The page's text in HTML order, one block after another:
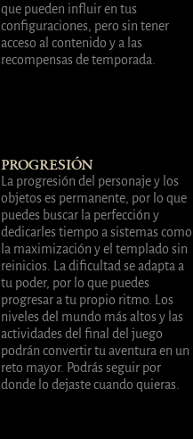
que pueden influir en tus
configuraciones, pero sin tener
acceso al contenido y a las
recompensas de temporada.
PROGRESIÓN
La progresión del personaje y los
objetos es permanente, por lo que
puedes buscar la perfección y
dedicarles tiempo a sistemas como
la maximización y el templado sin
reinicios. La dificultad se adapta a
tu poder, por lo que puedes
progresar a tu propio ritmo. Los
niveles del mundo más altos y las
actividades del final del juego
podrán convertir tu aventura en un
reto mayor. Podrás seguir por
donde lo dejaste cuando quieras.